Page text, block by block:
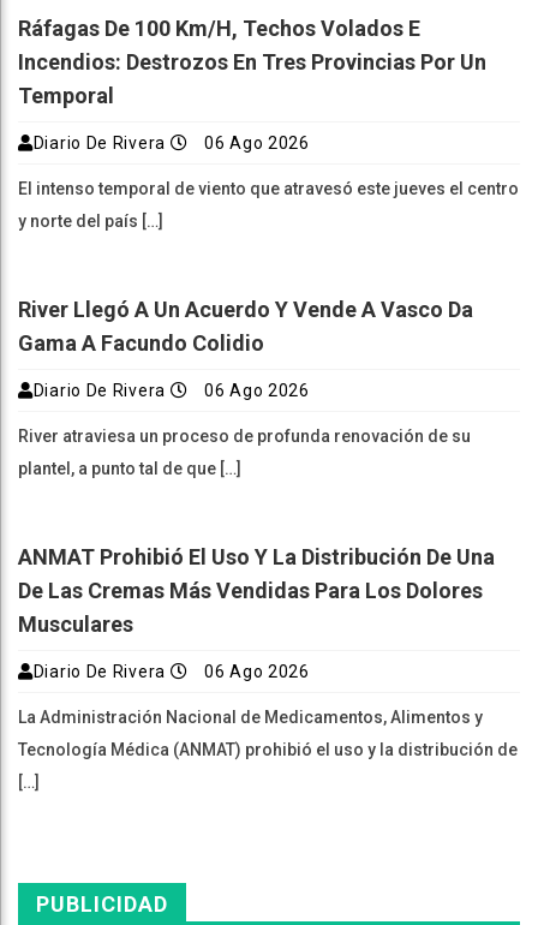
Ráfagas De 100 Km/h, Techos Volados E
Incendios: Destrozos En Tres Provincias Por Un
Temporal
Diario De Rivera 06 Ago 2026
El intenso temporal de viento que atravesó este jueves el centro
y norte del país […]
River Llegó A Un Acuerdo Y Vende A Vasco Da
Gama A Facundo Colidio
Diario De Rivera 06 Ago 2026
River atraviesa un proceso de profunda renovación de su
plantel, a punto tal de que […]
ANMAT Prohibió El Uso Y La Distribución De Una
De Las Cremas Más Vendidas Para Los Dolores
Musculares
Diario De Rivera 06 Ago 2026
La Administración Nacional de Medicamentos, Alimentos y
Tecnología Médica (ANMAT) prohibió el uso y la distribución de
[…]
PUBLICIDAD